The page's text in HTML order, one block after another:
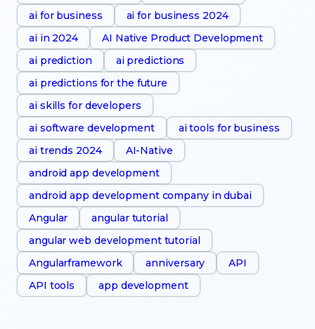
ai for business
ai for business 2024
ai in 2024
AI Native Product Development
ai prediction
ai predictions
ai predictions for the future
ai skills for developers
ai software development
ai tools for business
ai trends 2024
AI-Native
android app development
android app development company in dubai
Angular
angular tutorial
angular web development tutorial
Angularframework
anniversary
API
API tools
app development